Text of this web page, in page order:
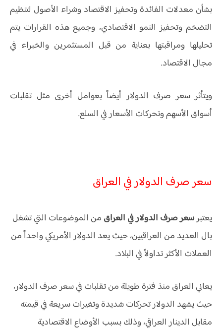
بشأن معدلات الفائدة وتحفيز الاقتصاد وشراء الأصول لتنظيم
التضخم وتحفيز النمو الاقتصادي، وجميع هذه القرارات يتم
تحليلها ومراقبتها بعناية من قبل المستثمرين والخبراء في
مجال الاقتصاد.
ويتأثر سعر صرف الدولار أيضاً بعوامل أخرى مثل تقلبات
أسواق الأسهم وتحركات الأسعار في السلع.
سعر صرف الدولار في العراق
يعتبرسعر صرف الدولار في العراق من الموضوعات التي تشغل
بال العديد من العراقيين، حيث يعد الدولار الأمريكي واحداً من
العملات الأكثر تداولاً في البلاد.
يعاني العراق منذ فترة طويلة من تقلبات في سعر صرف الدولار،
حيث يشهد الدولار تحركات شديدة وتغيرات سريعة في قيمته
مقابل الدينار العراقي، وذلك بسبب الأوضاع الاقتصادية